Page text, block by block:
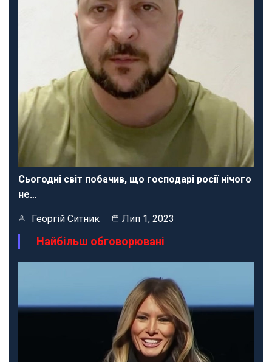
Сьогодні світ побачив, що господарі росії нічого
не…
Георгій Ситник Лип 1, 2023
Найбільш обговорювані